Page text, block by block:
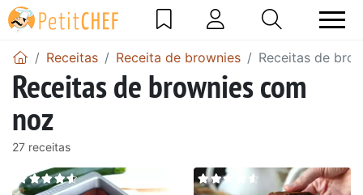
Receitas Receita de brownies Receitas de
Receitas de brownies com
noz
27 receitas